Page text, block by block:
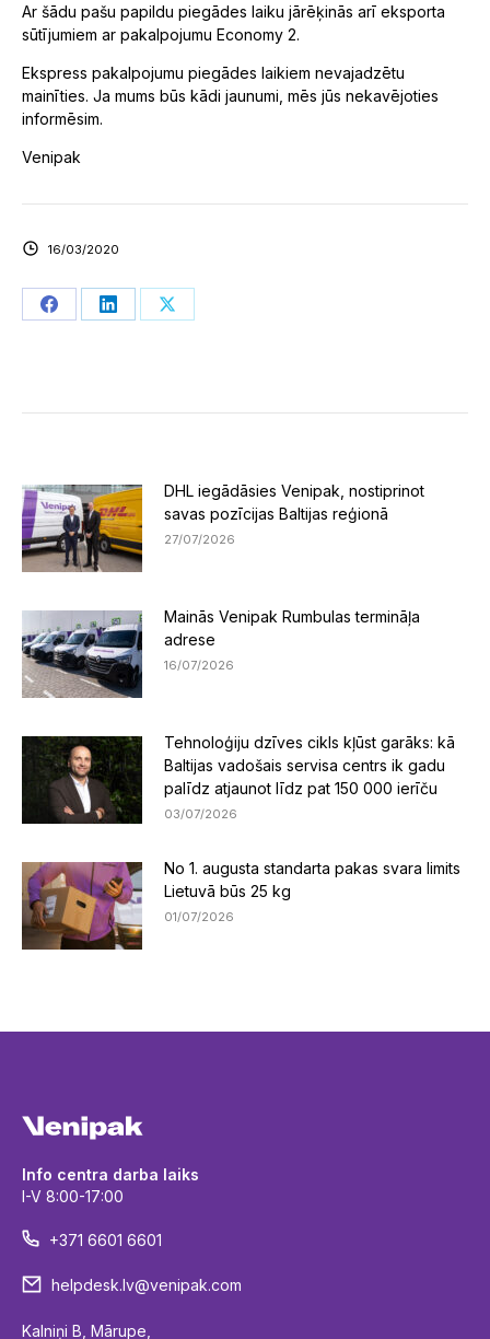
Ar šādu pašu papildu piegādes laiku jārēķinās arī eksporta
sūtījumiem ar pakalpojumu Economy 2.
Ekspress pakalpojumu piegādes laikiem nevajadzētu
mainīties. Ja mums būs kādi jaunumi, mēs jūs nekavējoties
informēsim.
Venipak
16/03/2020
Share Share Share
DHL iegādāsies Venipak, nostiprinot
savas pozīcijas Baltijas reģionā
27/07/2026
Mainās Venipak Rumbulas termināļa
adrese
16/07/2026
Tehnoloģiju dzīves cikls kļūst garāks: kā
Baltijas vadošais servisa centrs ik gadu
palīdz atjaunot līdz pat 150 000 ierīču
03/07/2026
No 1. augusta standarta pakas svara limits
Lietuvā būs 25 kg
01/07/2026
Info centra darba laiks
I-V 8:00-17:00
+371 6601 6601
helpdesk.lv@venipak.com
Kalniņi B, Mārupe,